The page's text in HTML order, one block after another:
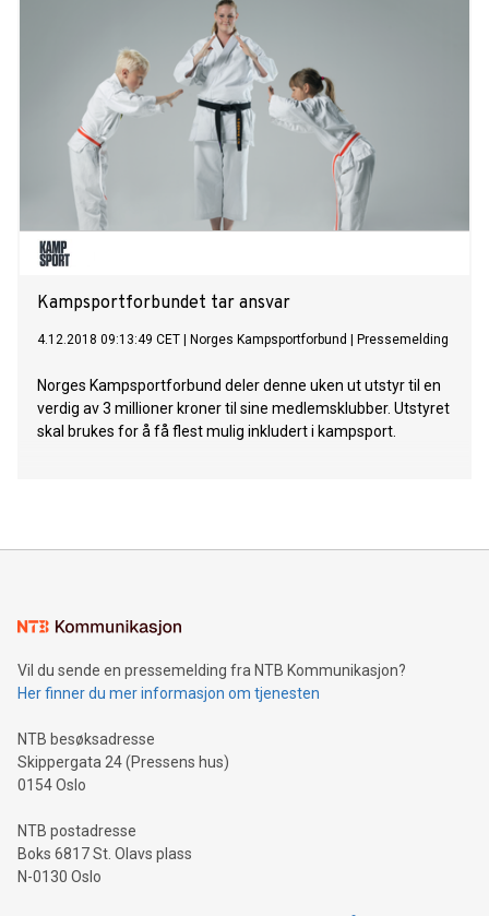
Kampsportforbundet tar ansvar
4.12.2018 09:13:49 CET Norges Kampsportforbund Pressemelding
Norges Kampsportforbund deler denne uken ut utstyr til en
verdig av 3 millioner kroner til sine medlemsklubber. Utstyret
skal brukes for å få flest mulig inkludert i kampsport.
Vil du sende en pressemelding fra NTB Kommunikasjon?
Her finner du mer informasjon om tjenesten
NTB besøksadresse
Skippergata 24 (Pressens hus)
0154 Oslo
NTB postadresse
Boks 6817 St. Olavs plass
N-0130 Oslo